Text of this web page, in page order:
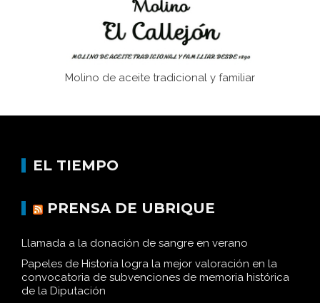
Molino de aceite tradicional y familiar
EL TIEMPO
PRENSA DE UBRIQUE
Llamada a la donación de sangre en verano
Papeles de Historia logra la mejor valoración en la
convocatoria de subvenciones de memoria histórica
de la Diputación